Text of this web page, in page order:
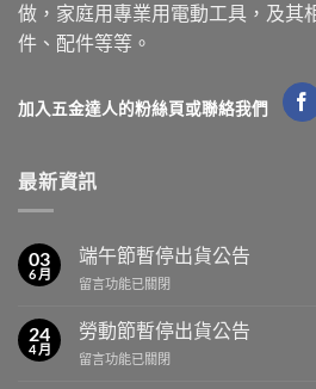
做，家庭用專業用電動工具，及其
件、配件等等。
加入五金達人的粉絲頁或聯絡我們
最新資訊
03
6 月
端午節暫停出貨公告
在
午
節
暫
留言功能已關閉
24
4 月
勞動節暫停出貨公告
在
留言功能已關閉